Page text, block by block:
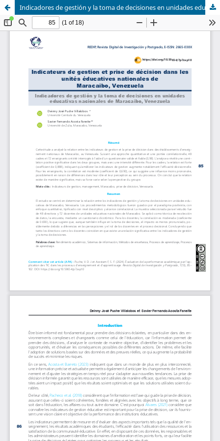
Indicadores de gestión y la toma de decisiones en unidades educativas nacionales de Maracaibo, Venezuela